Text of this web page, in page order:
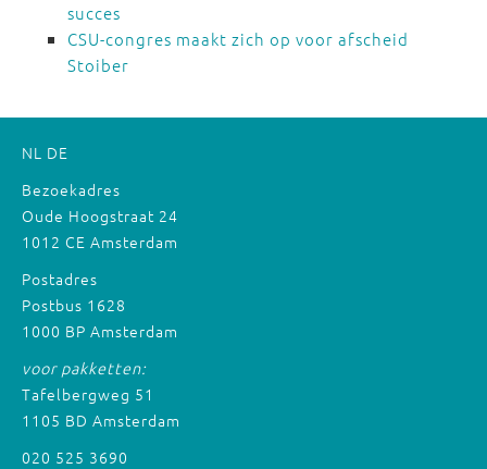
succes
CSU-congres maakt zich op voor afscheid
Stoiber
NL DE
Bezoekadres
Oude Hoogstraat 24
1012 CE Amsterdam
Postadres
Postbus 1628
1000 BP Amsterdam
voor pakketten:
Tafelbergweg 51
1105 BD Amsterdam
020 525 3690